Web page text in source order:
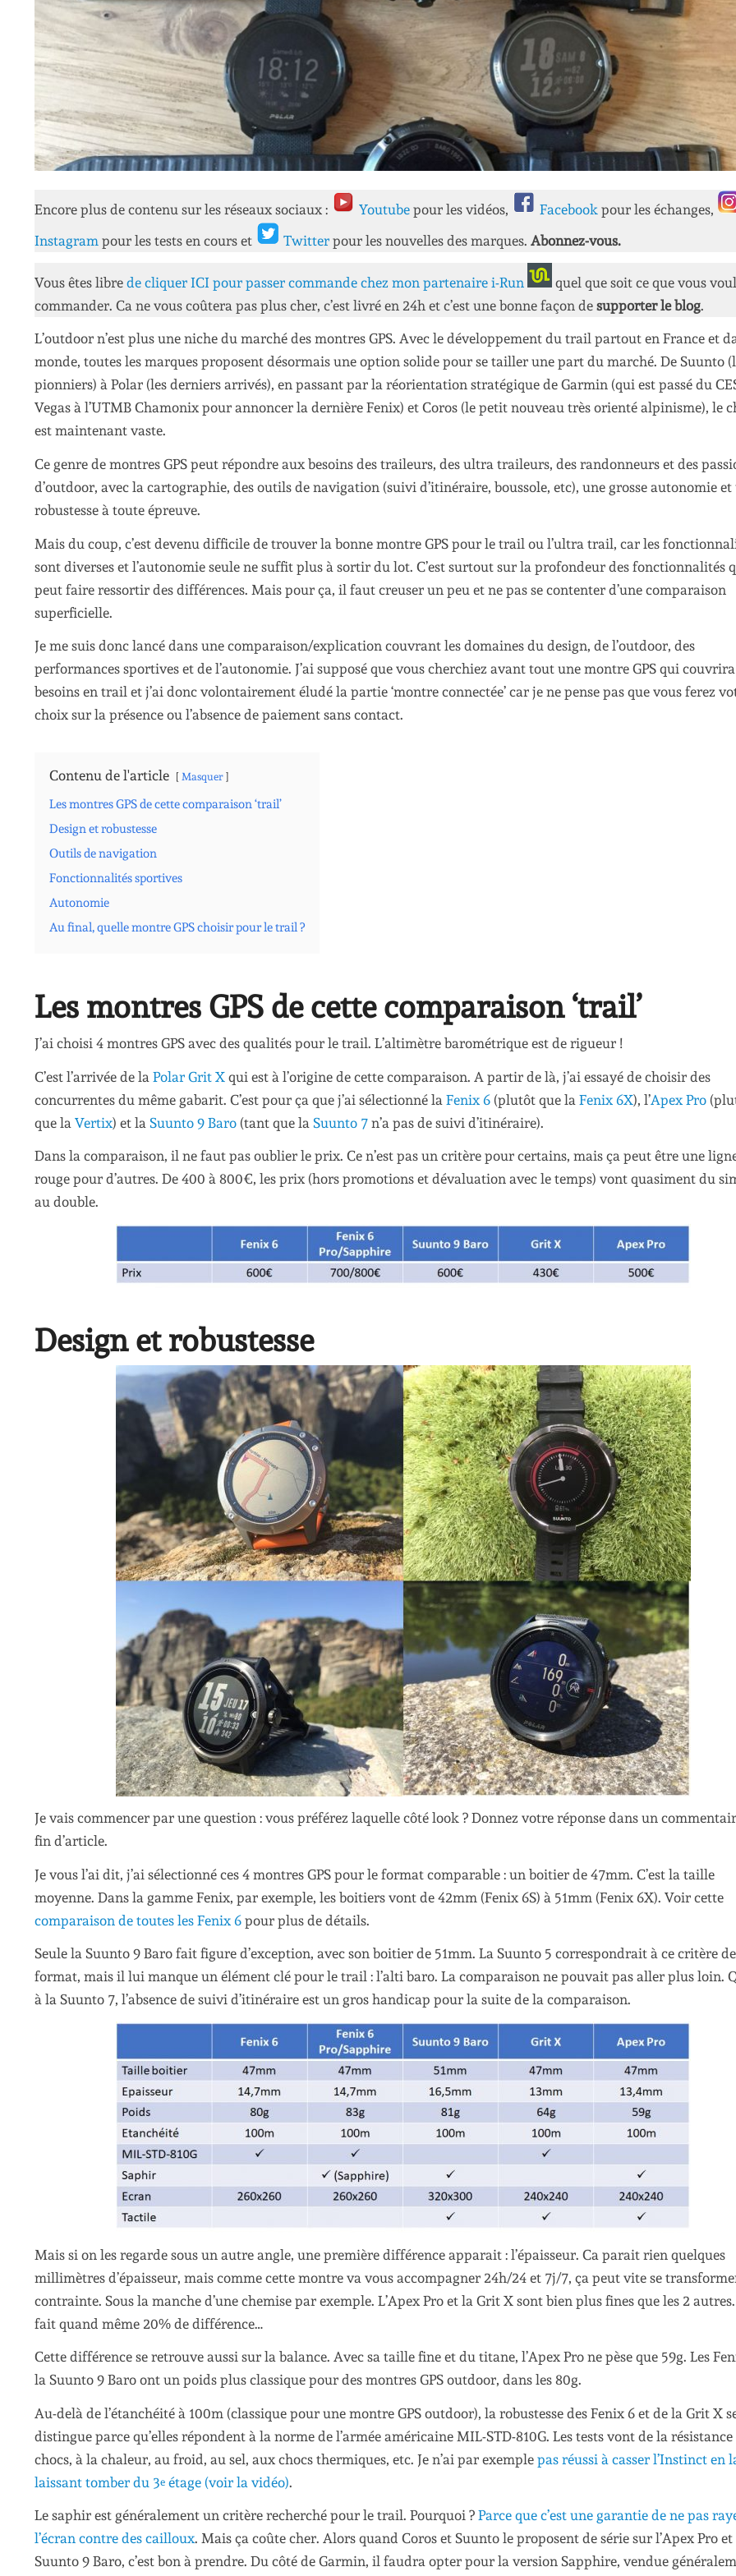
Encore plus de contenu sur les réseaux sociaux : Youtube pour les vidéos, Facebook pour les échanges,
Instagram pour les tests en cours et Twitter pour les nouvelles des marques. Abonnez-vous.
Vous êtes libre de cliquer ICI pour passer commande chez mon partenaire i-Run
quel que soit ce que vous
commander. Ca ne vous coûtera pas plus cher, c’est livré en 24h et c’est une bonne façon de supporter le blog.
L’outdoor n’est plus une niche du marché des montres GPS. Avec le développement du trail partout en France et
monde, toutes les marques proposent désormais une option solide pour se tailler une part du marché. De Suunto
pionniers) à Polar (les derniers arrivés), en passant par la réorientation stratégique de Garmin (qui est passé du
Vegas à l’UTMB Chamonix pour annoncer la dernière Fenix) et Coros (le petit nouveau très orienté alpinisme), le
est maintenant vaste.
Ce genre de montres GPS peut répondre aux besoins des traileurs, des ultra traileurs, des randonneurs et des
d’outdoor, avec la cartographie, des outils de navigation (suivi d’itinéraire, boussole, etc), une grosse autonomie et
robustesse à toute épreuve.
Mais du coup, c’est devenu difficile de trouver la bonne montre GPS pour le trail ou l’ultra trail, car les
sont diverses et l’autonomie seule ne suffit plus à sortir du lot. C’est surtout sur la profondeur des fonctionnalités
peut faire ressortir des différences. Mais pour ça, il faut creuser un peu et ne pas se contenter d’une comparaison
superficielle.
Je me suis donc lancé dans une comparaison/explication couvrant les domaines du design, de l’outdoor, des
performances sportives et de l’autonomie. J’ai supposé que vous cherchiez avant tout une montre GPS qui
besoins en trail et j’ai donc volontairement éludé la partie ‘montre connectée’ car je ne pense pas que vous ferez
choix sur la présence ou l’absence de paiement sans contact.
Contenu de l'article Masquer
Les montres GPS de cette comparaison ‘trail’
Design et robustesse
Outils de navigation
Fonctionnalités sportives
Autonomie
Au final, quelle montre GPS choisir pour le trail ?
Les montres GPS de cette comparaison ‘trail’
J’ai choisi 4 montres GPS avec des qualités pour le trail. L’altimètre barométrique est de rigueur !
C’est l’arrivée de la Polar Grit X qui est à l’origine de cette comparaison. A partir de là, j’ai essayé de choisir des
concurrentes du même gabarit. C’est pour ça que j’ai sélectionné la Fenix 6 (plutôt que la Fenix 6X), l’Apex Pro
que la Vertix) et la Suunto 9 Baro (tant que la Suunto 7 n’a pas de suivi d’itinéraire).
Dans la comparaison, il ne faut pas oublier le prix. Ce n’est pas un critère pour certains, mais ça peut être une
rouge pour d’autres. De 400 à 800€, les prix (hors promotions et dévaluation avec le temps) vont quasiment du
au double.
Design et robustesse
Je vais commencer par une question : vous préférez laquelle côté look ? Donnez votre réponse dans un
fin d’article.
Je vous l’ai dit, j’ai sélectionné ces 4 montres GPS pour le format comparable : un boitier de 47mm. C’est la taille
moyenne. Dans la gamme Fenix, par exemple, les boitiers vont de 42mm (Fenix 6S) à 51mm (Fenix 6X). Voir cette
comparaison de toutes les Fenix 6 pour plus de détails.
Seule la Suunto 9 Baro fait figure d’exception, avec son boitier de 51mm. La Suunto 5 correspondrait à ce critère de
format, mais il lui manque un élément clé pour le trail : l’alti baro. La comparaison ne pouvait pas aller plus loin.
à la Suunto 7, l’absence de suivi d’itinéraire est un gros handicap pour la suite de la comparaison.
Mais si on les regarde sous un autre angle, une première différence apparait : l’épaisseur. Ca parait rien quelques
millimètres d’épaisseur, mais comme cette montre va vous accompagner 24h/24 et 7j/7, ça peut vite se
contrainte. Sous la manche d’une chemise par exemple. L’Apex Pro et la Grit X sont bien plus fines que les 2
fait quand même 20% de différence…
Cette différence se retrouve aussi sur la balance. Avec sa taille fine et du titane, l’Apex Pro ne pèse que 59g. Les
la Suunto 9 Baro ont un poids plus classique pour des montres GPS outdoor, dans les 80g.
Au-delà de l’étanchéité à 100m (classique pour une montre GPS outdoor), la robustesse des Fenix 6 et de la Grit X
distingue parce qu’elles répondent à la norme de l’armée américaine MIL-STD-810G. Les tests vont de la
chocs, à la chaleur, au froid, au sel, aux chocs thermiques, etc. Je n’ai par exemple pas réussi à casser l’Instinct en
laissant tomber du 3e étage (voir la vidéo).
Le saphir est généralement un critère recherché pour le trail. Pourquoi ? Parce que c’est une garantie de ne pas
l’écran contre des cailloux. Mais ça coûte cher. Alors quand Coros et Suunto le proposent de série sur l’Apex Pro
Suunto 9 Baro, c’est bon à prendre. Du côté de Garmin, il faudra opter pour la version Sapphire, vendue